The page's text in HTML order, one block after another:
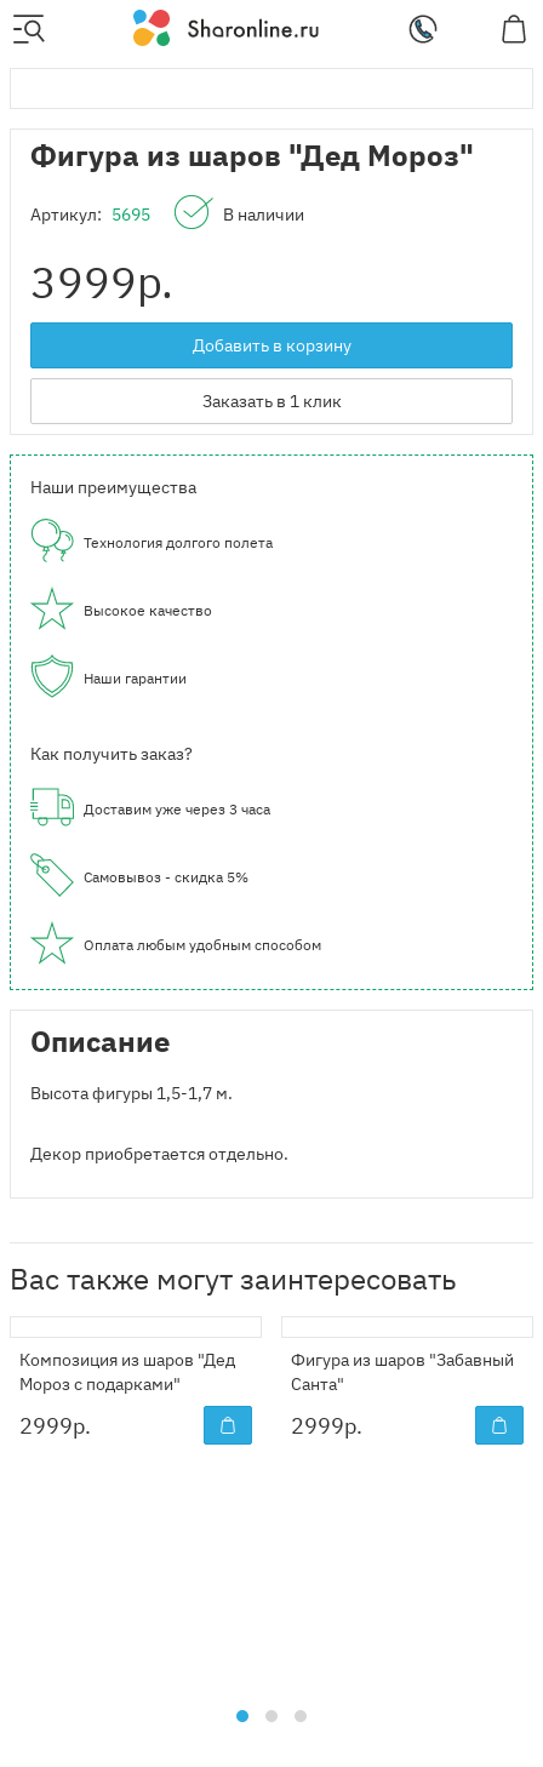
Фигура из шаров "Дед Мороз"
Артикул: 5695 В наличии
3999р.
Добавить в корзину
Заказать в 1 клик
Наши преимущества
Технология долгого полета
Высокое качество
Наши гарантии
Как получить заказ?
Доставим уже через 3 часа
Самовывоз - скидка 5%
Оплата любым удобным способом
Описание
Высота фигуры 1,5-1,7 м.
Декор приобретается отдельно.
Вас также могут заинтересовать
Композиция из шаров "Дед
Мороз с подарками"
2999р.
Фигура из шаров "Забавный
Санта"
2999р.